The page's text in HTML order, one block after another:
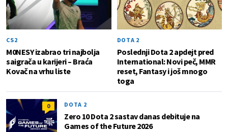
CS2
M0NESY izabrao tri najbolja
saigrača u karijeri – Braća
Kovač na vrhu liste
DOTA 2
Poslednji Dota 2 apdejt pred
International: Novi peč, MMR
reset, Fantasy i još mnogo
toga
0 DOTA 2
Zero 10 Dota 2 sastav danas debituje na
Games of the Future 2026